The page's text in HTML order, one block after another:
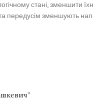
стані, зменшити
та передусім зменшують